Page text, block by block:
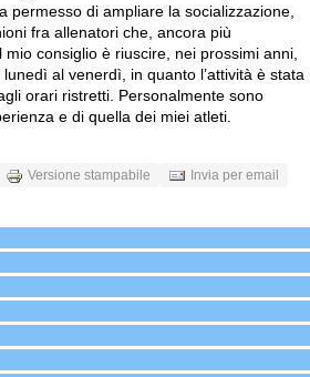
permesso di ampliare la socializzazione,
fra allenatori che, ancora più
consiglio è riuscire, nei prossimi anni,
al venerdì, in quanto l’attività è stata
orari ristretti. Personalmente sono
e di quella dei miei atleti.
Versione stampabile Invia per email